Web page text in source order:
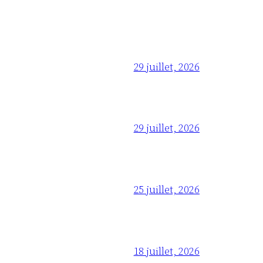
29 juillet, 2026
29 juillet, 2026
25 juillet, 2026
18 juillet, 2026